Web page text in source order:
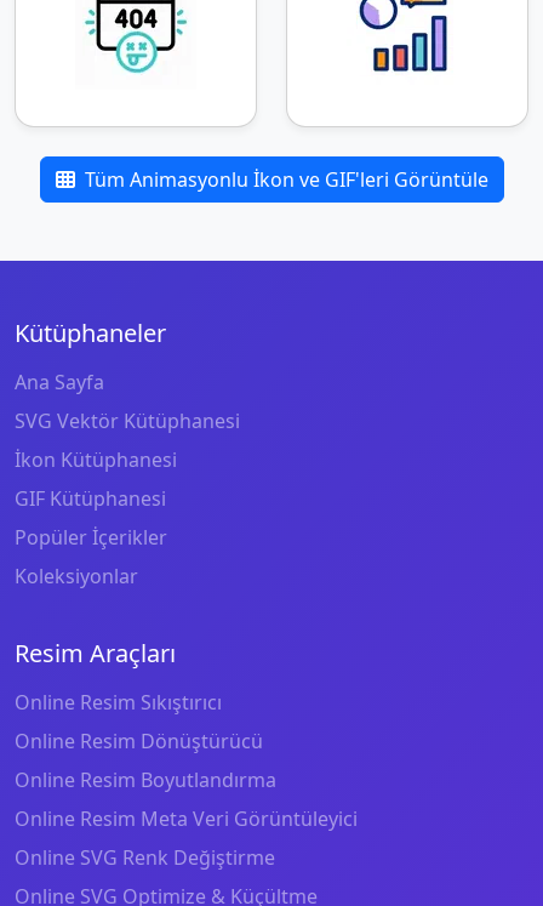
Tüm Animasyonlu İkon ve GIF'leri Görüntüle
Kütüphaneler
Ana Sayfa
SVG Vektör Kütüphanesi
İkon Kütüphanesi
GIF Kütüphanesi
Popüler İçerikler
Koleksiyonlar
Resim Araçları
Online Resim Sıkıştırıcı
Online Resim Dönüştürücü
Online Resim Boyutlandırma
Online Resim Meta Veri Görüntüleyici
Online SVG Renk Değiştirme
Online SVG Optimize & Küçültme